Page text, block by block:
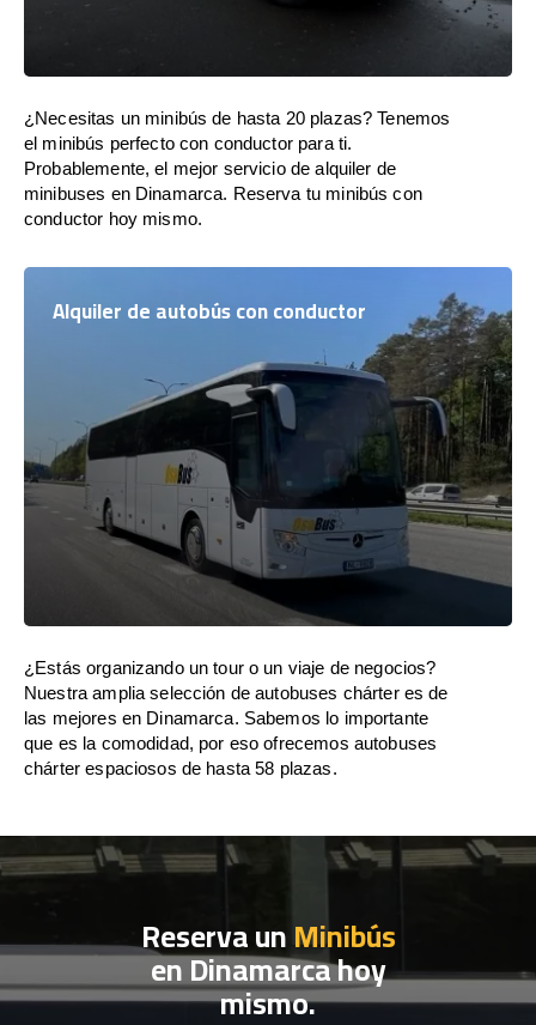
¿Necesitas un minibús de hasta 20 plazas? Tenemos
el minibús perfecto con conductor para ti.
Probablemente, el mejor servicio de alquiler de
minibuses en Dinamarca. Reserva tu minibús con
conductor hoy mismo.
Alquiler de autobús con conductor
¿Estás organizando un tour o un viaje de negocios?
Nuestra amplia selección de autobuses chárter es de
las mejores en Dinamarca. Sabemos lo importante
que es la comodidad, por eso ofrecemos autobuses
chárter espaciosos de hasta 58 plazas.
Reserva unMinibús
en Dinamarca hoy
mismo.